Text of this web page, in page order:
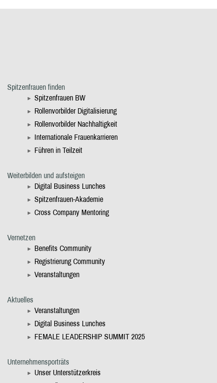
Spitzenfrauen finden
Spitzenfrauen BW
Rollenvorbilder Digitalisierung
Rollenvorbilder Nachhaltigkeit
Internationale Frauenkarrieren
Führen in Teilzeit
Weiterbilden und aufsteigen
Digital Business Lunches
Spitzenfrauen-Akademie
Cross Company Mentoring
Vernetzen
Benefits Community
Registrierung Community
Veranstaltungen
Aktuelles
Veranstaltungen
Digital Business Lunches
FEMALE LEADERSHIP SUMMIT 2025
Unternehmensporträts
Unser Unterstützerkreis